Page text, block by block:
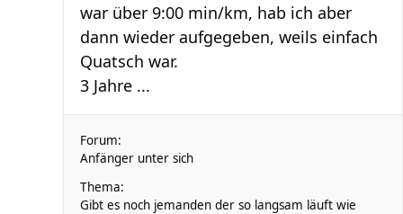
war über 9:00 min/km, hab ich aber
dann wieder aufgegeben, weils einfach
Quatsch war.
3 Jahre ...
Forum:
Anfänger unter sich
Thema:
Gibt es noch jemanden der so langsam läuft wie